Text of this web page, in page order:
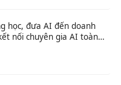
học, đưa AI đến doanh
nối chuyên gia AI toàn